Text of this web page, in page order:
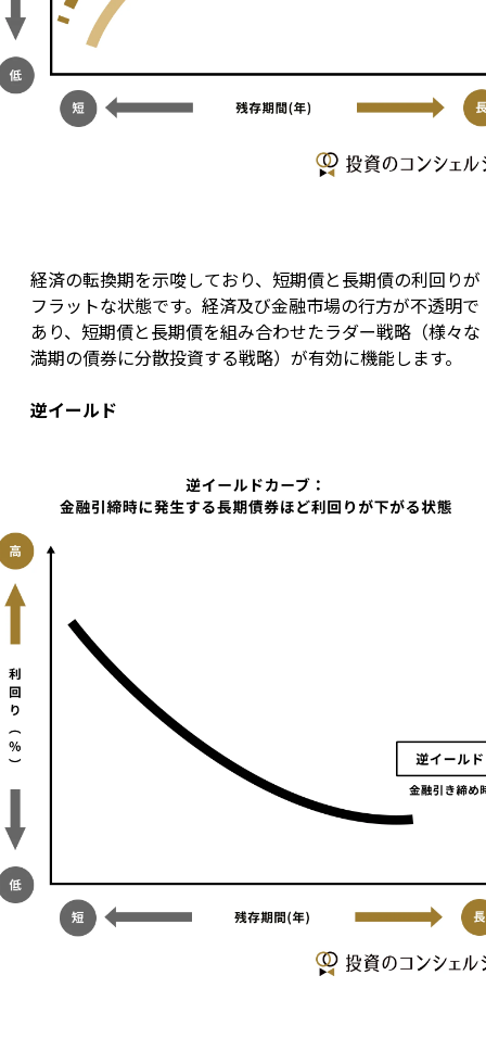
経済の転換期を示唆しており、短期債と長期債の利回りが
フラットな状態です。経済及び金融市場の行方が不透明で
あり、短期債と長期債を組み合わせたラダー戦略（様々な
満期の債券に分散投資する戦略）が有効に機能します。
逆イールド